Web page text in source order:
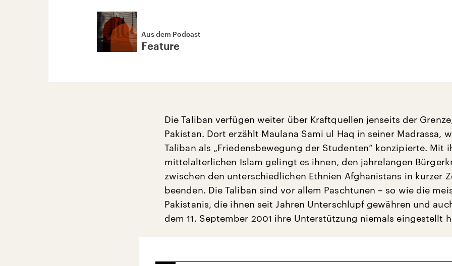
Aus dem Podcast
Feature
Die Taliban verfügen weiter über Kraftquellen jenseits der
Pakistan. Dort erzählt Maulana Sami ul Haq in seiner Madrassa,
Taliban als „Friedensbewegung der Studenten“ konzipierte. Mit
mittelalterlichen Islam gelingt es ihnen, den jahrelangen
zwischen den unterschiedlichen Ethnien Afghanistans in kurzer
beenden. Die Taliban sind vor allem Paschtunen – so wie die
Pakistanis, die ihnen seit Jahren Unterschlupf gewähren und
dem 11. September 2001 ihre Unterstützung niemals eingestellt